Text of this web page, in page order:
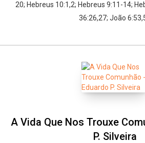
20; Hebreus 10:1,2; Hebreus 9:11-14;
36:26,27; João
A Vida Que Nos Trouxe
P. Silveira